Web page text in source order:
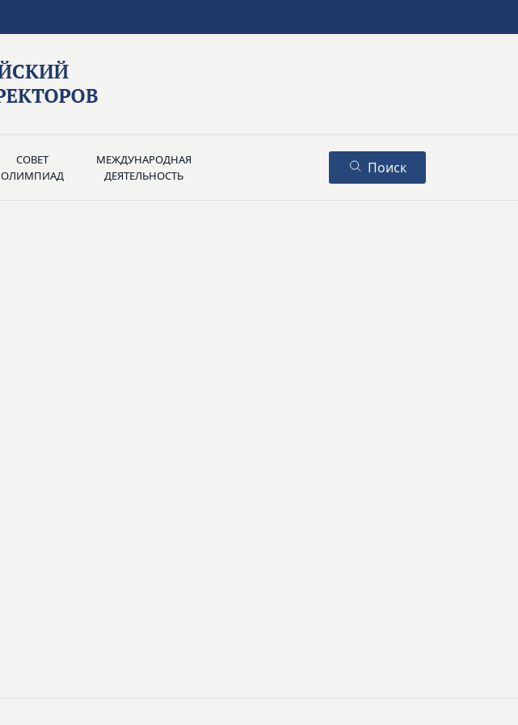
СОВЕТ
ОЛИМПИАД
МЕЖДУНАРОДНАЯ
ДЕЯТЕЛЬНОСТЬ
Поиск